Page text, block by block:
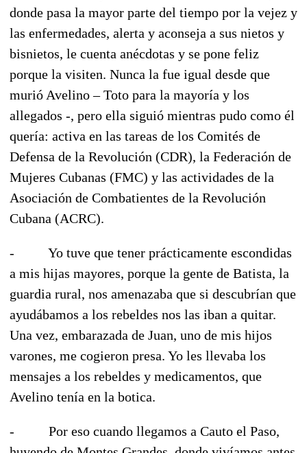
donde pasa la mayor parte del tiempo por la vejez y
las enfermedades, alerta y aconseja a sus nietos y
bisnietos, le cuenta anécdotas y se pone feliz
porque la visiten. Nunca la fue igual desde que
murió Avelino – Toto para la mayoría y los
allegados -, pero ella siguió mientras pudo como él
quería: activa en las tareas de los Comités de
Defensa de la Revolución (CDR), la Federación de
Mujeres Cubanas (FMC) y las actividades de la
Asociación de Combatientes de la Revolución
Cubana (ACRC).
- Yo tuve que tener prácticamente escondidas
a mis hijas mayores, porque la gente de Batista, la
guardia rural, nos amenazaba que si descubrían que
ayudábamos a los rebeldes nos las iban a quitar.
Una vez, embarazada de Juan, uno de mis hijos
varones, me cogieron presa. Yo les llevaba los
mensajes a los rebeldes y medicamentos, que
Avelino tenía en la botica.
- Por eso cuando llegamos a Cauto el Paso,